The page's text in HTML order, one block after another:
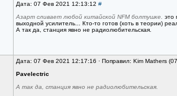
Дата: 07 Фев 2021 12:13:12 #
Азарт сливает любой китайской NFM болтушке. это
выходной усилитель... Кто-то готов (хоть в теории)
А так да, станция явно не радиолюбительская.
Дата: 07 Фев 2021 12:17:16 · Поправил: Kim Mathers
Pavelectric
А так да, станция явно не радиолюбительская.